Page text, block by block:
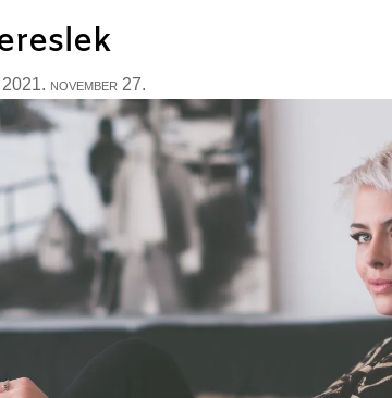
2021. november 27.